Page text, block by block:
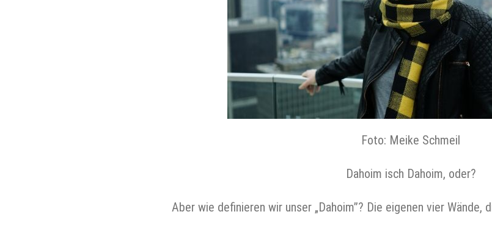
Foto: Meike Schmeil
Dahoim isch Dahoim, oder?
Aber wie definieren wir unser „Dahoim”? Die eigenen vier Wände,